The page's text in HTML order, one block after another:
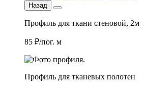
Назад
Профиль для ткани стеновой, 2м
85 ₽/пог. м
Профиль для тканевых полотен